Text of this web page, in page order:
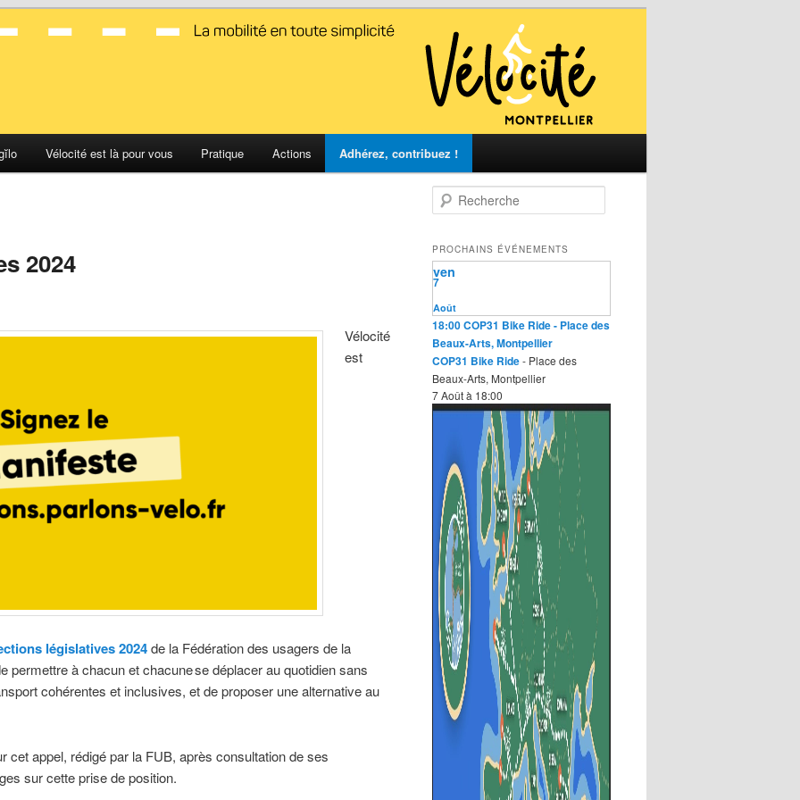
Vélocité est là pour vous Pratique Actions Adhérez, contribuez !
2024
Vélocité
est
législatives 2024de la Fédération des usagers de la
permettre à chacun et chacune se déplacer au quotidien sans
cohérentes et inclusives, et de proposer une alternative au
cet appel, rédigé par la FUB, après consultation de ses
sur cette prise de position.
e
h
e
r
h
e
PROCHAINS ÉVÉNEMENTS
Août
7
ven
18:00COP31 Bike Ride- Place des
Beaux-Arts, Montpellier
COP31 Bike Ride- Place des
Beaux-Arts, Montpellier
7 Août à 18:00